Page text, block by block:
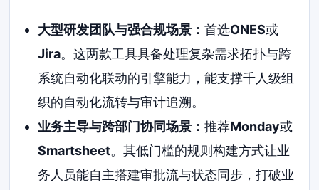
大型研发团队与强合规场景： 首选ONES或
Jira。这两款工具具备处理复杂需求拓扑与跨
系统自动化联动的引擎能力，能支撑千人级组
织的自动化流转与审计追溯。
业务主导与跨部门协同场景： 推荐Monday或
Smartsheet。其低门槛的规则构建方式让业
务人员能自主搭建审批流与状态同步，打破业